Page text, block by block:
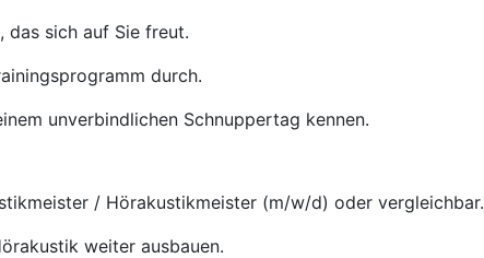
das sich auf Sie freut.
durch.
unverbindlichen Schnuppertag kennen.
/ Hörakustikmeister (m/w/d) oder vergleichbar.
weiter ausbauen.